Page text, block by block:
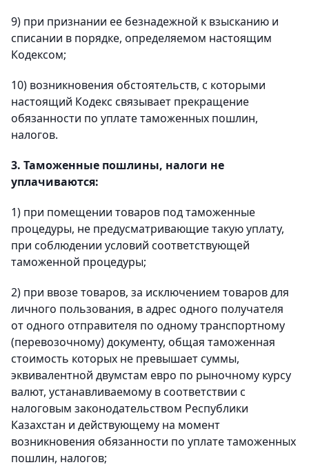
9) при признании ее безнадежной к взысканию и
списании в порядке, определяемом настоящим
Кодексом;
10) возникновения обстоятельств, с которыми
настоящий Кодекс связывает прекращение
обязанности по уплате таможенных пошлин,
налогов.
3. Таможенные пошлины, налоги не
уплачиваются:
1) при помещении товаров под таможенные
процедуры, не предусматривающие такую уплату,
при соблюдении условий соответствующей
таможенной процедуры;
2) при ввозе товаров, за исключением товаров для
личного пользования, в адрес одного получателя
от одного отправителя по одному транспортному
(перевозочному) документу, общая таможенная
стоимость которых не превышает суммы,
эквивалентной двумстам евро по рыночному курсу
валют, устанавливаемому в соответствии с
налоговым законодательством Республики
Казахстан и действующему на момент
возникновения обязанности по уплате таможенных
пошлин, налогов;